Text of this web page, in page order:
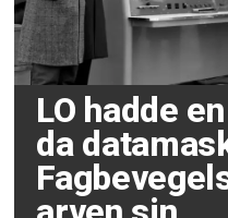
LO hadde
da